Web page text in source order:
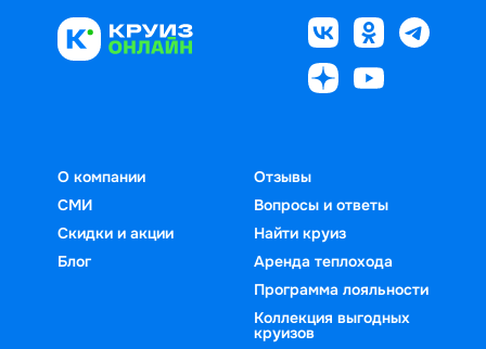
О компании
СМИ
Скидки и акции
Блог
Отзывы
Вопросы и ответы
Найти круиз
Аренда теплохода
Программа лояльности
Коллекция выгодных
круизов